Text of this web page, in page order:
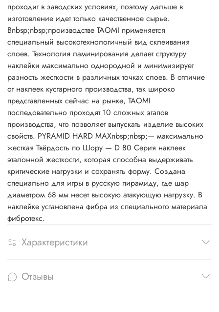
проходит в заводских условиях, поэтому дальше в
изготовление идет только качественное сырье.
Вnbsp;nbsp;производстве TAOMI применяется
специальный высокотехнологичный вид склеивания
слоев. Технология ламинирования делает структуру
наклейки максимально однородной и минимизирует
разность жесткости в различных точках слоев. В отличие
от наклеек кустарного производства, так широко
представленных сейчас на рынке, TAOMI
последовательно проходят 10 сложных этапов
производства, что позволяет выпускать изделие высоких
свойств. PYRAMID HARD MAXnbsp;nbsp;— максимально
жесткая Твёрдость по Шору — D 80 Серия наклеек
эталонной жесткости, которая способна выдерживать
критические нагрузки и сохранять форму. Создана
специально для игры в русскую пирамиду, где шар
диаметром 68 мм несет высокую атакующую нагрузку. В
наклейке установлена фибра из специального материала
фибротекс.
Характеристики
Отзывы